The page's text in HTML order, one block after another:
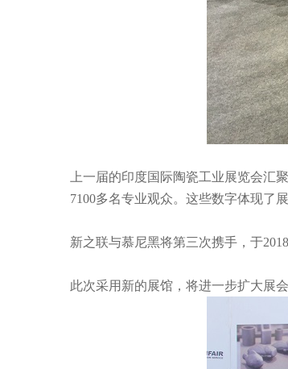
上一届的印度国际陶瓷工业展览会汇
7100多名专业观众。这些数字体现了
新之联与慕尼黑将第三次携手，于
此次采用新的展馆，将进一步扩大展